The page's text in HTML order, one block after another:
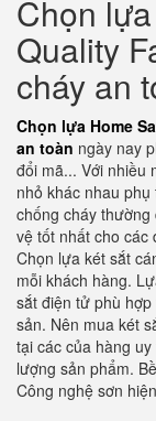
Chọn
Quality
cháy an
Chọn lựa Home
an toàn ngày nay
đổi mã... Với nhiều
nhỏ khác nhau
chống cháy
vệ tốt nhất cho các
Chọn lựa két sắt
mỗi khách hàng.
sắt điện tử phù
sản. Nên mua két
tại các của hàng
lượng sản phẩm.
Công nghệ sơn